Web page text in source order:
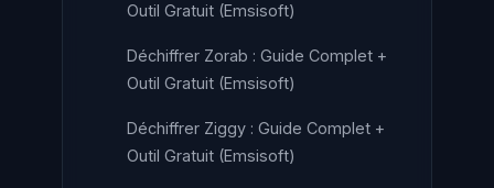
Outil Gratuit (Emsisoft)
Déchiffrer Zorab : Guide Complet +
Outil Gratuit (Emsisoft)
Déchiffrer Ziggy : Guide Complet +
Outil Gratuit (Emsisoft)